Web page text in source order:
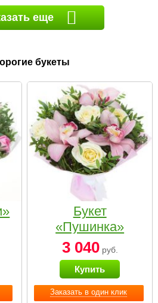
еще
букеты
Заказать в один клик
Букет
«Пушинка»
3 040руб.
Купить